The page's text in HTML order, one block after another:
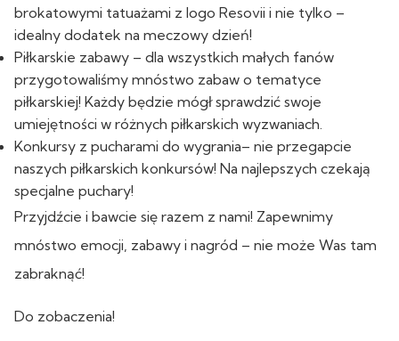
brokatowymi tatuażami z logo Resovii i nie tylko –
idealny dodatek na meczowy dzień!
Piłkarskie zabawy – dla wszystkich małych fanów
przygotowaliśmy mnóstwo zabaw o tematyce
piłkarskiej! Każdy będzie mógł sprawdzić swoje
umiejętności w różnych piłkarskich wyzwaniach.
Konkursy z pucharami do wygrania– nie przegapcie
naszych piłkarskich konkursów! Na najlepszych czekają
specjalne puchary!
Przyjdźcie i bawcie się razem z nami! Zapewnimy
mnóstwo emocji, zabawy i nagród – nie może Was tam
zabraknąć!
Do zobaczenia!